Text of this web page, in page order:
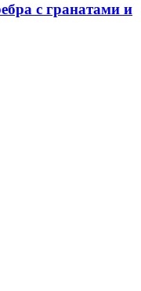
с гранатами и